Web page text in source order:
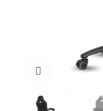
Click to enlarge